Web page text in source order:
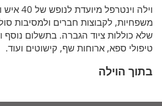
וילה
שלא כוללות ציוד הגברה. בתשלום נוסף
טיפולי ספא, ארוחות שף, קישוטים ועוד.
בתוך הוילה
בחדרי השינה יש מיטה זוגית, מיזוג